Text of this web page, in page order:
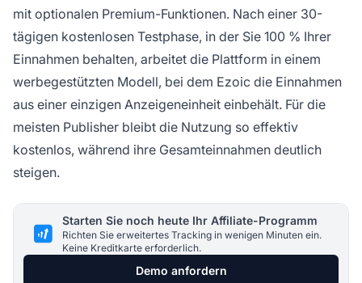
mit optionalen Premium-Funktionen. Nach einer 30-
tägigen kostenlosen Testphase, in der Sie 100 % Ihrer
Einnahmen behalten, arbeitet die Plattform in einem
werbegestützten Modell, bei dem Ezoic die Einnahmen
aus einer einzigen Anzeigeneinheit einbehält. Für die
meisten Publisher bleibt die Nutzung so effektiv
kostenlos, während ihre Gesamteinnahmen deutlich
steigen.
Starten Sie noch heute Ihr Affiliate-Programm
Richten Sie erweitertes Tracking in wenigen Minuten ein.
Keine Kreditkarte erforderlich.
Demo anfordern